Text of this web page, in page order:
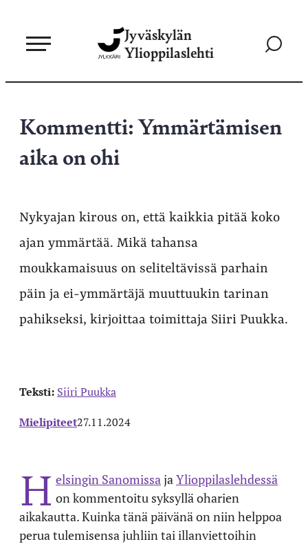
sisältöön
Jyväskylän
Ylioppilaslehti
Siirry
Kommentti: Ymmärtämisen
aika on ohi
Nykyajan kirous on, että kaikkia pitää koko
ajan ymmärtää. Mikä tahansa
moukkamaisuus on seliteltävissä parhain
päin ja ei-ymmärtäjä muuttuukin tarinan
pahikseksi, kirjoittaa toimittaja Siiri Puukka.
Teksti: Siiri Puukka
Mielipiteet27.11.2024
H elsingin SanomissajaYlioppilaslehdessä
on kommentoitu syksyllä oharien
aikakautta. Kuinka tänä päivänä on niin helppoa
perua tulemisensa juhliin tai illanviettoihin